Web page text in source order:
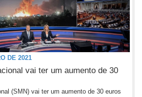
DE 2021
vai ter um aumento de 30
(SMN) vai ter um aumento de 30 euros